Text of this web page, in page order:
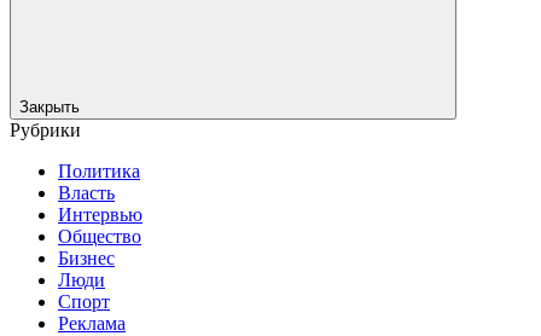
Закрыть
Рубрики
Политика
Власть
Интервью
Общество
Бизнес
Люди
Спорт
Реклама